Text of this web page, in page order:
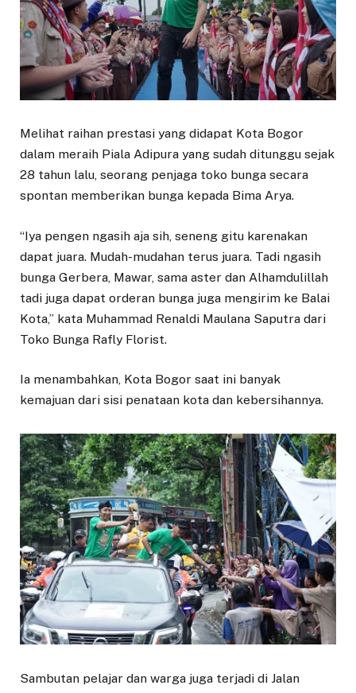
Melihat raihan prestasi yang didapat Kota Bogor
dalam meraih Piala Adipura yang sudah ditunggu sejak
28 tahun lalu, seorang penjaga toko bunga secara
spontan memberikan bunga kepada Bima Arya.
“Iya pengen ngasih aja sih, seneng gitu karenakan
dapat juara. Mudah-mudahan terus juara. Tadi ngasih
bunga Gerbera, Mawar, sama aster dan Alhamdulillah
tadi juga dapat orderan bunga juga mengirim ke Balai
Kota,” kata Muhammad Renaldi Maulana Saputra dari
Toko Bunga Rafly Florist.
Ia menambahkan, Kota Bogor saat ini banyak
kemajuan dari sisi penataan kota dan kebersihannya.
Sambutan pelajar dan warga juga terjadi di Jalan